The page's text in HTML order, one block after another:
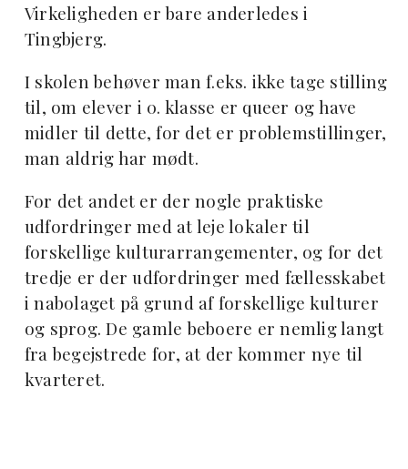
Virkeligheden er bare anderledes i
Tingbjerg.
I skolen behøver man f.eks. ikke tage stilling
til, om elever i 0. klasse er queer og have
midler til dette, for det er problemstillinger,
man aldrig har mødt.
For det andet er der nogle praktiske
udfordringer med at leje lokaler til
forskellige kulturarrangementer, og for det
tredje er der udfordringer med fællesskabet
i nabolaget på grund af forskellige kulturer
og sprog. De gamle beboere er nemlig langt
fra begejstrede for, at der kommer nye til
kvarteret.